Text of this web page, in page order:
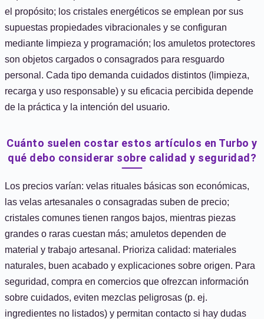
el propósito; los cristales energéticos se emplean por sus
supuestas propiedades vibracionales y se configuran
mediante limpieza y programación; los amuletos protectores
son objetos cargados o consagrados para resguardo
personal. Cada tipo demanda cuidados distintos (limpieza,
recarga y uso responsable) y su eficacia percibida depende
de la práctica y la intención del usuario.
Cuánto suelen costar estos artículos en Turbo y
qué debo considerar sobre calidad y seguridad?
Los precios varían: velas rituales básicas son económicas,
las velas artesanales o consagradas suben de precio;
cristales comunes tienen rangos bajos, mientras piezas
grandes o raras cuestan más; amuletos dependen de
material y trabajo artesanal. Prioriza calidad: materiales
naturales, buen acabado y explicaciones sobre origen. Para
seguridad, compra en comercios que ofrezcan información
sobre cuidados, eviten mezclas peligrosas (p. ej.
ingredientes no listados) y permitan contacto si hay dudas